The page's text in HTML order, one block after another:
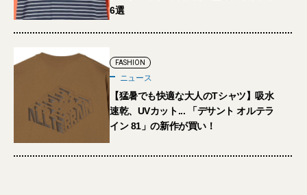
6選
FASHION
ニュース
【猛暑でも快適な大人のTシャツ】吸水
速乾、UVカット... 「デサント オルテラ
イン 81」の新作が買い！